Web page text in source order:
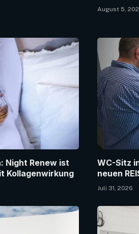
August 5,
Night Renew ist
Kollagenwirkung
WC-Sitz
neuen
Juli 31, 2026